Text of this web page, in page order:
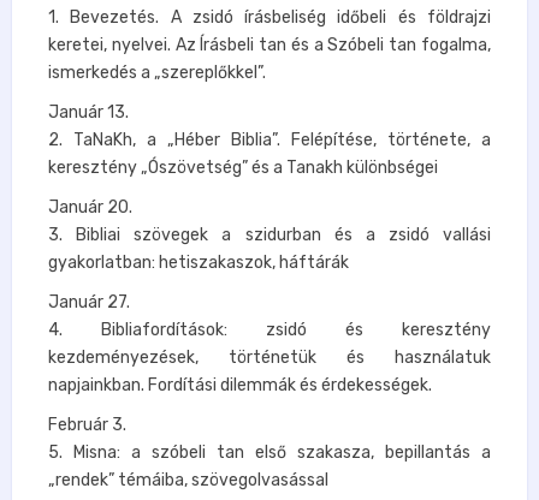
1. Bevezetés. A zsidó írásbeliség időbeli és földrajzi
keretei, nyelvei. Az Írásbeli tan és a Szóbeli tan fogalma,
ismerkedés a „szereplőkkel”.
Január 13.
2. TaNaKh, a „Héber Biblia”. Felépítése, története, a
keresztény „Ószövetség” és a Tanakh különbségei
Január 20.
3. Bibliai szövegek a szidurban és a zsidó vallási
gyakorlatban: hetiszakaszok, háftárák
Január 27.
4. Bibliafordítások: zsidó és keresztény
kezdeményezések, történetük és használatuk
napjainkban. Fordítási dilemmák és érdekességek.
Február 3.
5. Misna: a szóbeli tan első szakasza, bepillantás a
„rendek” témáiba, szövegolvasással